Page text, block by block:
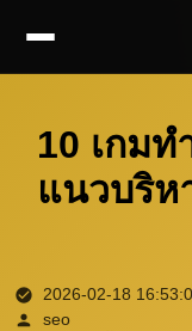
10 เกม
แนวบริห
2026-02-18
seo